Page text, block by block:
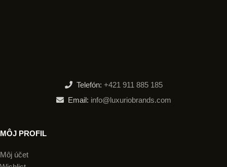
Telefón: +421 911 885 185
Email: info@luxuriobrands.com
MÔJ PROFIL
Môj účet